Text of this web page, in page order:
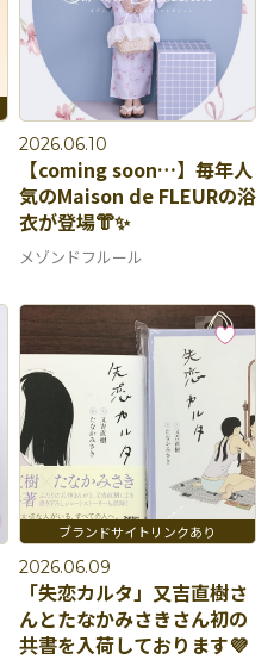
2026.06.10
【coming soon…】毎年人
気のMaison de FLEURの浴
衣が登場👘✨
メゾンドフルール
2026.06.09
「失恋カルタ」又吉直樹さ
んとたなかみさきさん初の
共書を入荷しております💜